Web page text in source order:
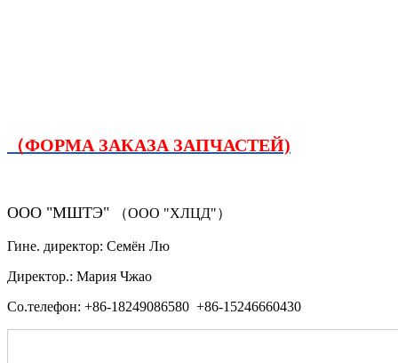
（ФОРМА ЗАКАЗА ЗАПЧАСТЕЙ)
ООО "МШТЭ" （ООО "ХЛЦД"）
Гине. директор: Семён Лю
Директор.: Мария Чжао
Со.телефон: +86-18249086580 +86-15246660430